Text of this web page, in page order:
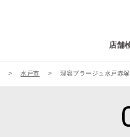
店舗
水戸市 理容プラージュ水戸赤